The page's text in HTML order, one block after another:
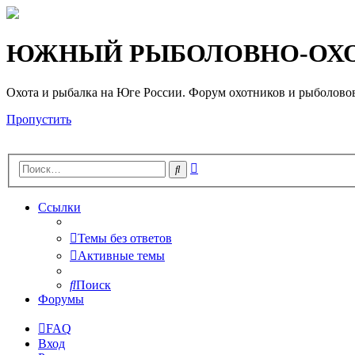
Регистрация
ЮЖНЫЙ РЫБОЛОВНО-
Охота и рыбалка на Юге России. Форум охотников и
Пропустить
Поиск
Ссылки
Темы без ответов
Активные темы
Поиск
Форумы
FAQ
Вход